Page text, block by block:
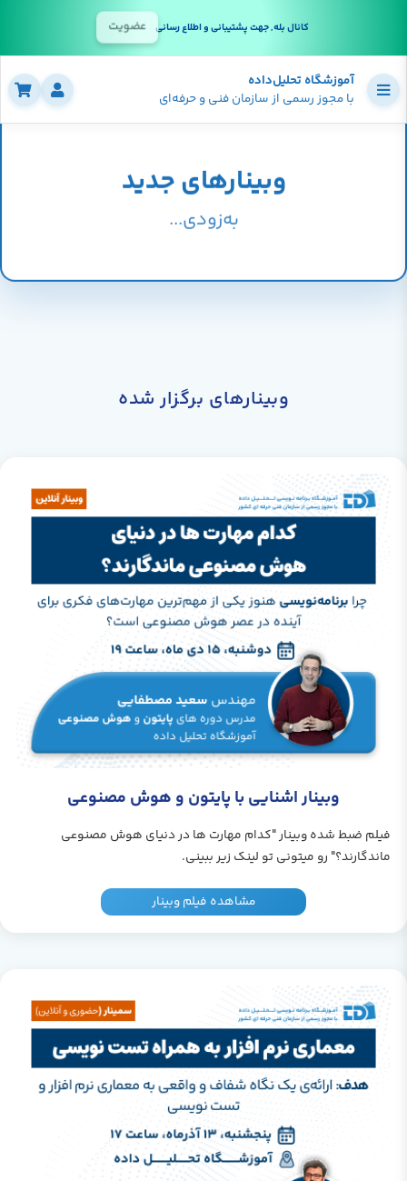
کانال بله, جهت پشتیبانی و اطلاع رسانی عضویت
آموزشگاه تحلیل‌داده
با مجوز رسمی از سازمان فنی و حرفه‌ای
وبینارهای جدید
به‌زودی...
وبینار‌های برگزار شده
وبینار اشنایی با پایتون و هوش مصنوعی
فیلم ضبط شده وبینار "کدام مهارت ها در دنیای هوش مصنوعی
ماندگارند؟" رو میتونی تو لینک زیر ببینی.
مشاهده فیلم وبینار